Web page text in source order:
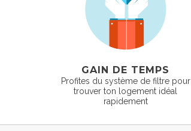
GAIN DE TEMPS
Profites du système de filtre pour
trouver ton logement idéal
rapidement